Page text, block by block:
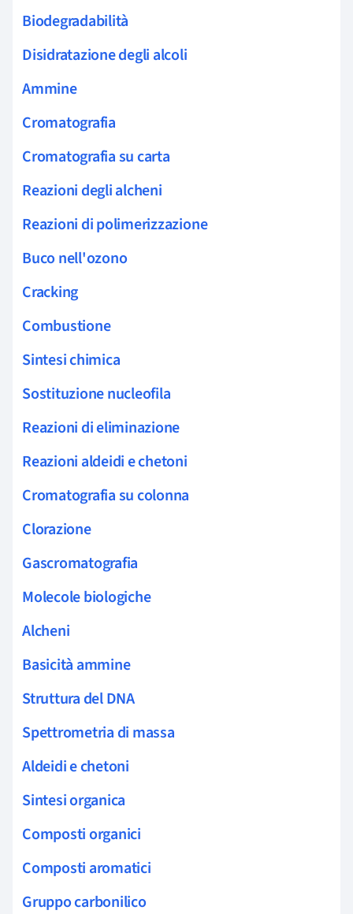
Biodegradabilità
Disidratazione degli alcoli
Ammine
Cromatografia
Cromatografia su carta
Reazioni degli alcheni
Reazioni di polimerizzazione
Buco nell'ozono
Cracking
Combustione
Sintesi chimica
Sostituzione nucleofila
Reazioni di eliminazione
Reazioni aldeidi e chetoni
Cromatografia su colonna
Clorazione
Gascromatografia
Molecole biologiche
Alcheni
Basicità ammine
Struttura del DNA
Spettrometria di massa
Aldeidi e chetoni
Sintesi organica
Composti organici
Composti aromatici
Gruppo carbonilico